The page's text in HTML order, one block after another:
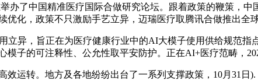
办了中国精准医疗国际合做研究论坛。跟着政策的鞭策，
优化，政策不只激励手艺立异，迈瑞医疗取腾讯合做推出全
异，旨正在为医疗健康行业中的AI大模子使用供给规范指
模子的可注释性、公允性取平安防护。正在AI+医疗范畴，
转。地方及各地纷纷出台了一系列支撑政策，10月31日